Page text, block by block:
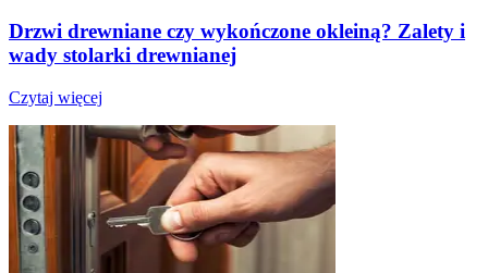
Drzwi drewniane czy wykończone okleiną? Zalety i
wady stolarki drewnianej
Czytaj więcej